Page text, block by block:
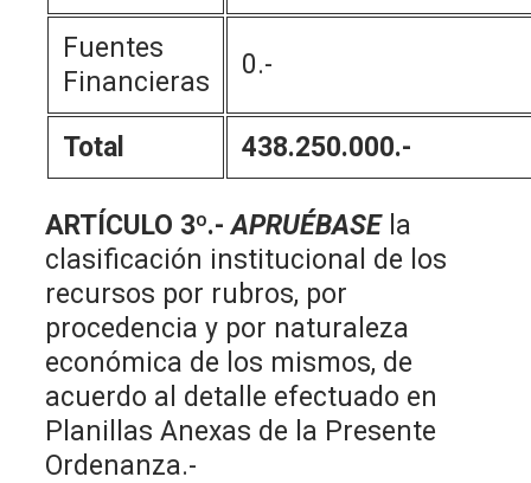
Fuentes
Financieras
0.-
Total 438.250.000.-
ARTÍCULO 3º.- APRUÉBASEla
clasificación institucional de los
recursos por rubros, por
procedencia y por naturaleza
económica de los mismos, de
acuerdo al detalle efectuado en
Planillas Anexas de la Presente
Ordenanza.-